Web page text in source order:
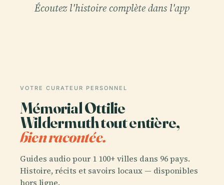
Écoutez l'histoire complète dans l'app
VOTRE CURATEUR PERSONNEL
Mémorial Ottilie
Wildermuth tout entière,
bien racontée.
Guides audio pour 1 100+ villes dans 96 pays.
Histoire, récits et savoirs locaux — disponibles
hors ligne.